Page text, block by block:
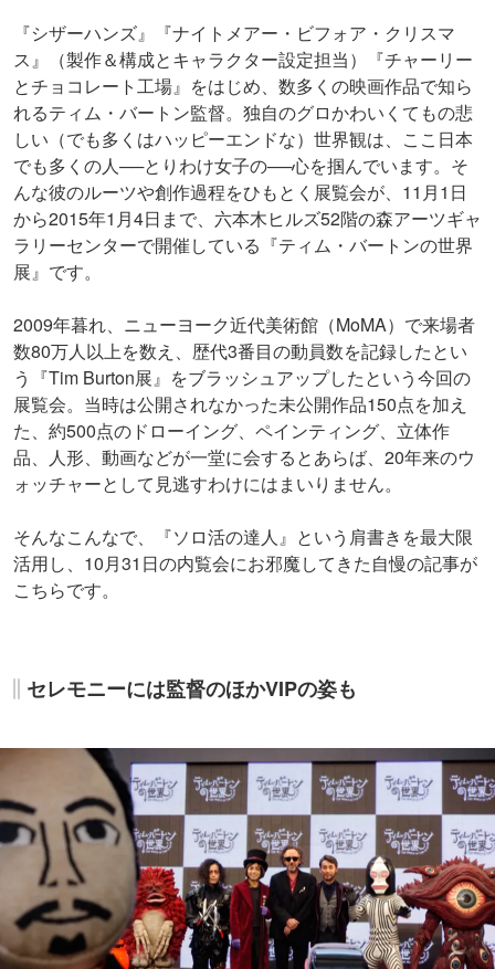
『シザーハンズ』『ナイトメアー・ビフォア・クリスマ
ス』（製作＆構成とキャラクター設定担当）『チャーリー
とチョコレート工場』をはじめ、数多くの映画作品で知ら
れるティム・バートン監督。独自のグロかわいくてもの悲
しい（でも多くはハッピーエンドな）世界観は、ここ日本
でも多くの人──とりわけ女子の──心を掴んでいます。そ
んな彼のルーツや創作過程をひもとく展覧会が、11月1日
から2015年1月4日まで、六本木ヒルズ52階の森アーツギャ
ラリーセンターで開催している『ティム・バートンの世界
展』です。
2009年暮れ、ニューヨーク近代美術館（MoMA）で来場者
数80万人以上を数え、歴代3番目の動員数を記録したとい
う『Tim Burton展』をブラッシュアップしたという今回の
展覧会。当時は公開されなかった未公開作品150点を加え
た、約500点のドローイング、ペインティング、立体作
品、人形、動画などが一堂に会するとあらば、20年来のウ
ォッチャーとして見逃すわけにはまいりません。
そんなこんなで、『ソロ活の達人』という肩書きを最大限
活用し、10月31日の内覧会にお邪魔してきた自慢の記事が
こちらです。
セレモニーには監督のほかVIPの姿も